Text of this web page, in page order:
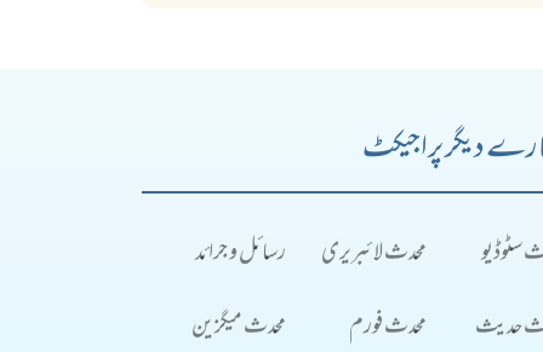
دیگر پراجیکٹ
سٹوڈیو محدث لائبریری
رسائل و جرائد
حدیث
محدث فورم محدث میگزین